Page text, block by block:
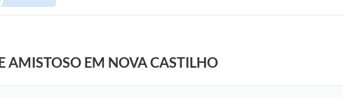
AMISTOSO EM NOVA CASTILHO